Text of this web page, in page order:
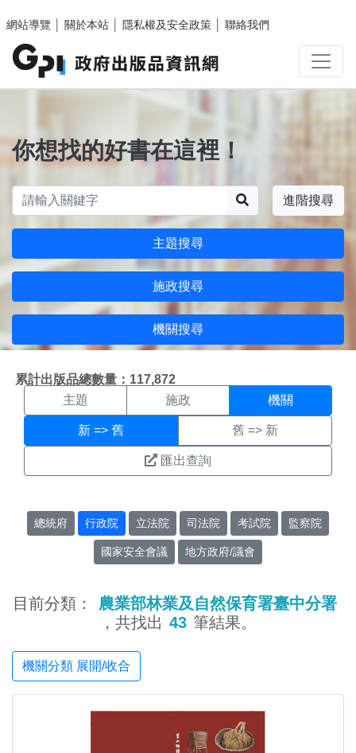
網站導覽
關於本站 隱私權及安全政策 聯絡我們
你想找的好書在這裡！
進階搜尋
主題搜尋
施政搜尋
機關搜尋
累計出版品總數量：117,872
機關搜尋結果頁面
主題 施政 機關
新 => 舊 舊 => 新
匯出查詢
總統府 行政院 立法院 司法院 考試院 監察院
國家安全會議 地方政府/議會
目前分類：
農業部林業及自然保育署臺中分署
，共找出 43 筆結果。
機關分類 展開/收合